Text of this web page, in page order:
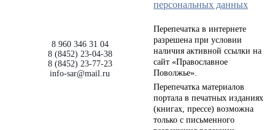
8 960 346 31 04
8 (8452) 23-04-38
8 (8452) 23-77-23
info-sar@mail.ru
персональных данных
Перепечатка в интернете
разрешена при условии
наличия активной ссылки на
сайт «Православное
Поволжье».
Перепечатка материалов
портала в печатных изданиях
(книгах, прессе) возможна
только с письменного